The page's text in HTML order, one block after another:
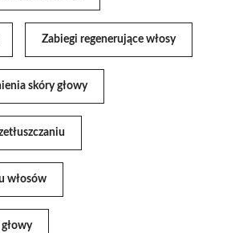
Zabiegi regenerujące włosy
skóry głowy
włosów